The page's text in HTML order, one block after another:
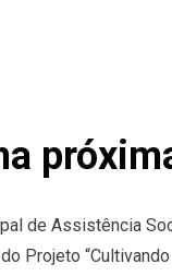
de Assistência
Projeto